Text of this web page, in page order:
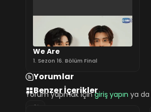
We Are
1. Sezon 16. Bölüm Final
Yorumlar
Yorum yapmak içingiriş yapın ya da
Benzer İçerikler